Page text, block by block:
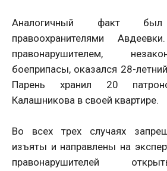
Аналогичный факт
правоохранителями
правонарушителем,
боеприпасы, оказался 28-
Парень хранил 20
Калашникова в своей квартире.
Во всех трех случаях
изъяты и направлены на
правонарушителей